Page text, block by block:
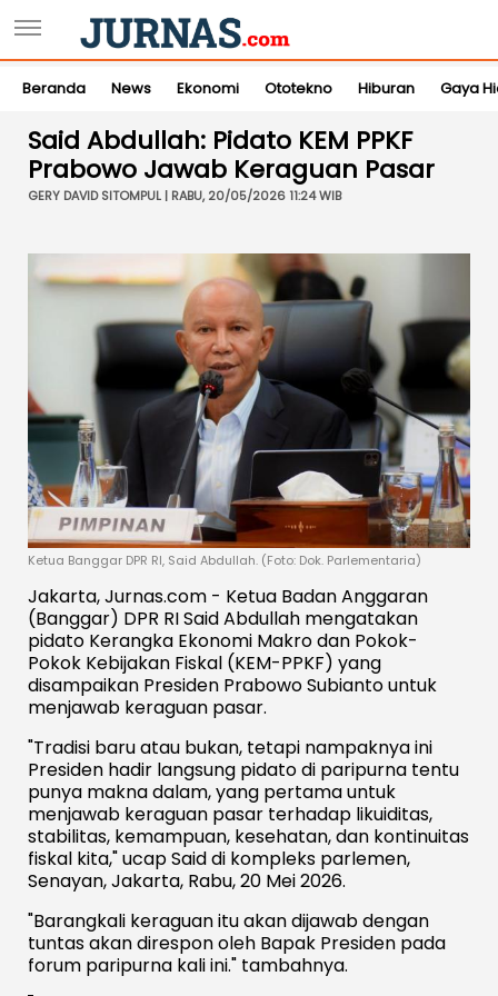
Beranda News Ekonomi Ototekno Hiburan Gaya
Said Abdullah: Pidato KEM PPKF
Prabowo Jawab Keraguan Pasar
GERY DAVID SITOMPUL | RABU, 20/05/2026 11:24 WIB
Ketua Banggar DPR RI, Said Abdullah. (Foto: Dok. Parlementaria)
Jakarta, Jurnas.com - Ketua Badan Anggaran
(Banggar) DPR RI Said Abdullah mengatakan
pidato Kerangka Ekonomi Makro dan Pokok-
Pokok Kebijakan Fiskal (KEM-PPKF) yang
disampaikan Presiden Prabowo Subianto untuk
menjawab keraguan pasar.
"Tradisi baru atau bukan, tetapi nampaknya ini
Presiden hadir langsung pidato di paripurna tentu
punya makna dalam, yang pertama untuk
menjawab keraguan pasar terhadap likuiditas,
stabilitas, kemampuan, kesehatan, dan kontinuitas
fiskal kita," ucap Said di kompleks parlemen,
Senayan, Jakarta, Rabu, 20 Mei 2026.
"Barangkali keraguan itu akan dijawab dengan
tuntas akan direspon oleh Bapak Presiden pada
forum paripurna kali ini." tambahnya.